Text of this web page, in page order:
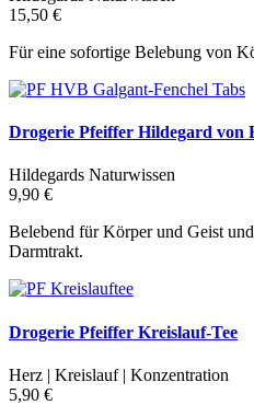
15,50 €
Für eine sofortige Belebung von
Drogerie Pfeiffer Hildegard von
Hildegards Naturwissen
9,90 €
Belebend für Körper und Geist
Darmtrakt.
Drogerie Pfeiffer Kreislauf-Tee
Herz | Kreislauf | Konzentration
5,90 €